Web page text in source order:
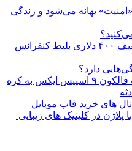
بهانه می‌شود و زندگی
فرصت استثنایی: دریافت تخفیف ۴۰۰ دلاری بلیط کنفرانس
دارد؟
برخورد قطعه غیرفعال راکت فالکون ۹ اسپیس ایکس به کره
های خرید قاب موبایل
در کلینیک های زیبایی